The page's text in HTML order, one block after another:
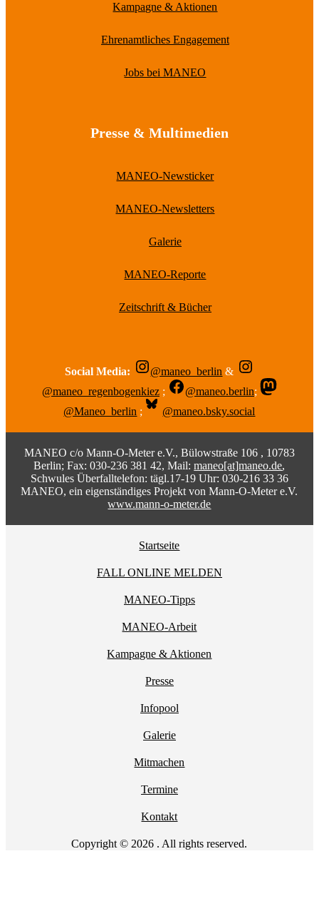
Kampagne & Aktionen
Ehrenamtliches Engagement
Jobs bei MANEO
Presse & Multimedien
MANEO-Newsticker
MANEO-Newsletters
Galerie
MANEO-Reporte
Zeitschrift & Bücher
Social Media: @maneo_berlin &
@maneo_regenbogenkiez ; @maneo.berlin;
@Maneo_berlin ; @maneo.bsky.social
MANEO c/o Mann-O-Meter e.V., Bülowstraße 106 , 10783
Berlin; Fax: 030-236 381 42, Mail:maneo[at]maneo.de,
Schwules Überfalltelefon: tägl.17-19 Uhr: 030-216 33 36
MANEO, ein eigenständiges Projekt von Mann-O-Meter e.V.
www.mann-o-meter.de
Startseite
FALL ONLINE MELDEN
MANEO-Tipps
MANEO-Arbeit
Kampagne & Aktionen
Presse
Infopool
Galerie
Mitmachen
Termine
Kontakt
Copyright © 2026 . All rights reserved.